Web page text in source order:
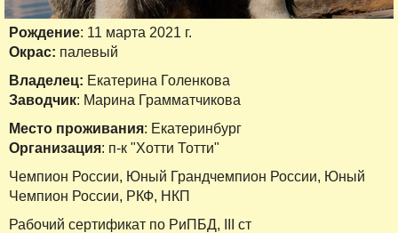
Рождение: 11 марта 2021 г.
Окрас: палевый
Владелец: Екатерина Голенкова
Заводчик: Марина Грамматчикова
Место проживания: Екатеринбург
Организация: п-к "Хотти Тотти"
Чемпион России, Юный Грандчемпион России, Юный
Чемпион России, РКФ, НКП
Рабочий сертификат по РиПБД, III ст